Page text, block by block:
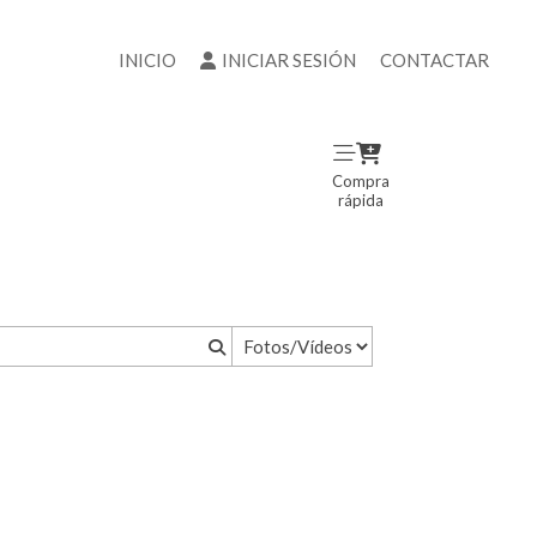
INICIO INICIAR SESIÓN CONTACTAR
Compra
rápida